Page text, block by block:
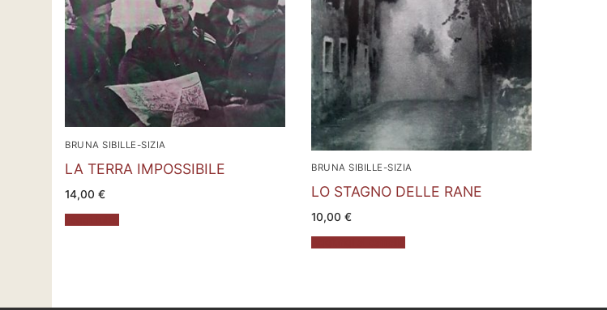
BRUNA SIBILLE-SIZIA
LA TERRA IMPOSSIBILE
14,00 €
BRUNA SIBILLE-SIZIA
LO STAGNO DELLE RANE
10,00 €